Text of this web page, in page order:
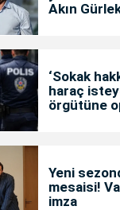
Akın
‘Sokak
haraç
örgütüne
Yeni
mesaisi!
imza